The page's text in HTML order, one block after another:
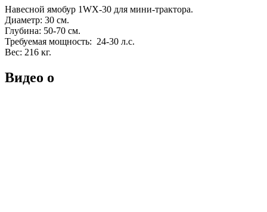
Навесной ямобур 1WX-30 для мини-трактора.
Диаметр: 30 см.
Глубина: 50-70 см.
Требуемая мощность: 24-30 л.с.
Вес: 216 кг.
Видео о